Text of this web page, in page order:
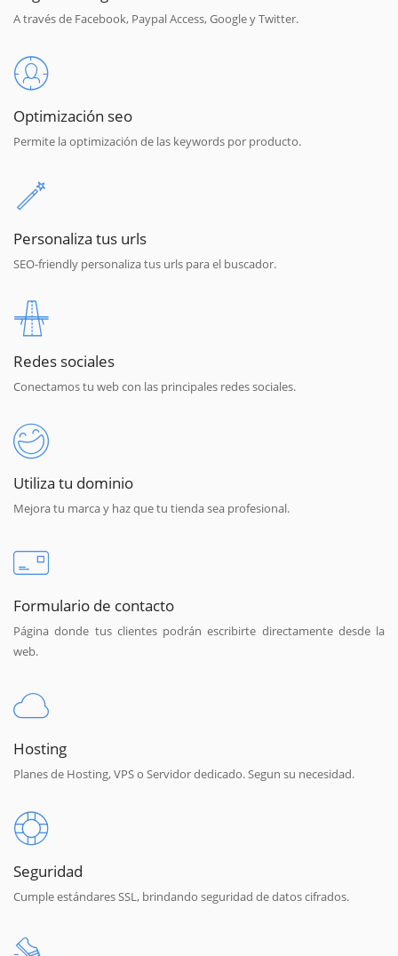
A través de Facebook, Paypal Access, Google y Twitter.
Optimización seo
Permite la optimización de las keywords por producto.
Personaliza tus urls
SEO-friendly personaliza tus urls para el buscador.
Redes sociales
Conectamos tu web con las principales redes sociales.
Utiliza tu dominio
Mejora tu marca y haz que tu tienda sea profesional.
Formulario de contacto
Página donde tus clientes podrán escribirte directamente desde la
web.
Hosting
Planes de Hosting, VPS o Servidor dedicado. Segun su necesidad.
Seguridad
Cumple estándares SSL, brindando seguridad de datos cifrados.